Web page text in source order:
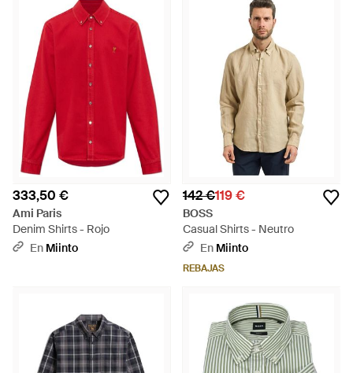
333,50 €
Ami Paris
Denim Shirts - Rojo
En Miinto
142 €119 €
BOSS
Casual Shirts - Neutro
En Miinto
REBAJAS